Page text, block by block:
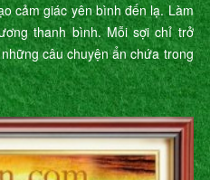
cảm giác yên bình đến lạ. Làm
thanh bình. Mỗi sợi chỉ trở
câu chuyện ẩn chứa trong